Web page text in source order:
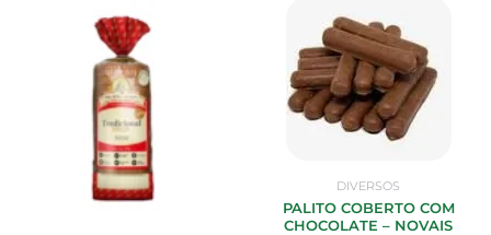
DIVERSOS
PALITO COBERTO COM
CHOCOLATE – NOVAIS